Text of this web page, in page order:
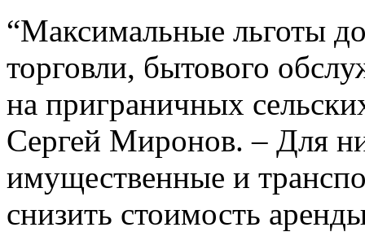
“Максимальные льготы
торговли, бытового
на приграничных
Сергей Миронов. – Для
имущественные и
снизить стоимость